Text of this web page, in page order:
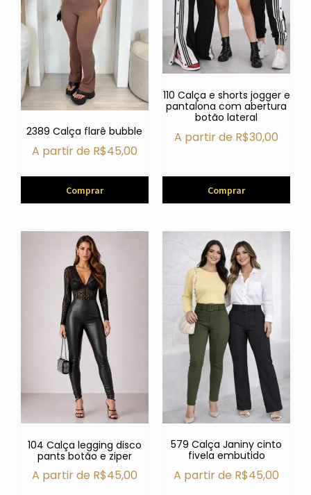
2389 Calça flarê bubble
A partir de R$45,00
Comprar
110 Calça e shorts jogger e
pantalona com abertura
botão lateral
A partir de R$30,00
Comprar
104 Calça legging disco
pants botão e ziper
A partir de R$45,00
579 Calça Janiny cinto
fivela embutido
A partir de R$45,00